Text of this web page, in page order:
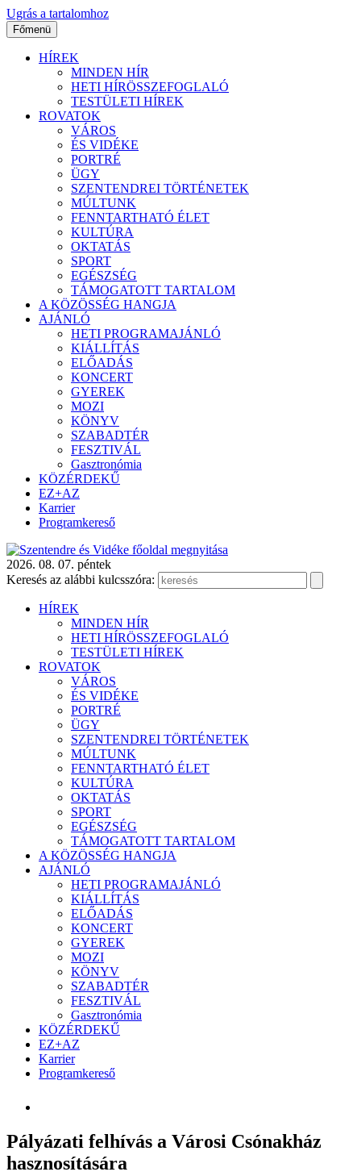
Ugrás a tartalomhoz
Főmenü
HÍREK
MINDEN HÍR
HETI HÍRÖSSZEFOGLALÓ
TESTÜLETI HÍREK
ROVATOK
VÁROS
ÉS VIDÉKE
PORTRÉ
ÜGY
SZENTENDREI TÖRTÉNETEK
MÚLTUNK
FENNTARTHATÓ ÉLET
KULTÚRA
OKTATÁS
SPORT
EGÉSZSÉG
TÁMOGATOTT TARTALOM
A KÖZÖSSÉG HANGJA
AJÁNLÓ
HETI PROGRAMAJÁNLÓ
KIÁLLÍTÁS
ELŐADÁS
KONCERT
GYEREK
MOZI
KÖNYV
SZABADTÉR
FESZTIVÁL
Gasztronómia
KÖZÉRDEKŰ
EZ+AZ
Karrier
Programkereső
2026. 08. 07. péntek
Keresés az alábbi kulcsszóra:
HÍREK
MINDEN HÍR
HETI HÍRÖSSZEFOGLALÓ
TESTÜLETI HÍREK
ROVATOK
VÁROS
ÉS VIDÉKE
PORTRÉ
ÜGY
SZENTENDREI TÖRTÉNETEK
MÚLTUNK
FENNTARTHATÓ ÉLET
KULTÚRA
OKTATÁS
SPORT
EGÉSZSÉG
TÁMOGATOTT TARTALOM
A KÖZÖSSÉG HANGJA
AJÁNLÓ
HETI PROGRAMAJÁNLÓ
KIÁLLÍTÁS
ELŐADÁS
KONCERT
GYEREK
MOZI
KÖNYV
SZABADTÉR
FESZTIVÁL
Gasztronómia
KÖZÉRDEKŰ
EZ+AZ
Karrier
Programkereső
Pályázati felhívás a Városi Csónakház
hasznosítására